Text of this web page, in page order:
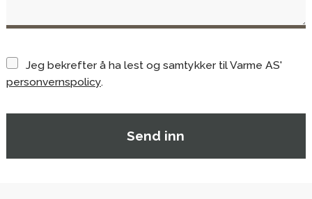
Jeg bekrefter å ha lest og samtykker til Varme AS'
personvernspolicy.